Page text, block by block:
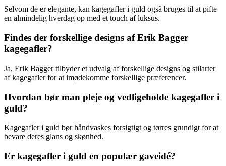
Selvom de er elegante, kan kagegafler i guld også bruges til at pifte
en almindelig hverdag op med et touch af luksus.
Findes der forskellige designs af Erik Bagger
kagegafler?
Ja, Erik Bagger tilbyder et udvalg af forskellige designs og stilarter
af kagegafler for at imødekomme forskellige præferencer.
Hvordan bør man pleje og vedligeholde kagegafler i
guld?
Kagegafler i guld bør håndvaskes forsigtigt og tørres grundigt for at
bevare deres glans og skønhed.
Er kagegafler i guld en populær gaveidé?